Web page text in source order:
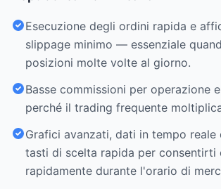
Esecuzione degli ordini rapida e
slippage minimo — essenziale
posizioni molte volte al giorno.
Basse commissioni per operazione
perché il trading frequente
Grafici avanzati, dati in tempo reale
tasti di scelta rapida per consentirti
rapidamente durante l'orario di